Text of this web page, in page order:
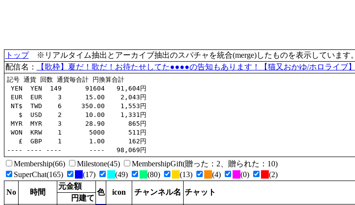
トップ※リアルタイム抽出とアーカイブ抽出のスパチャを統合(merge)したものを表示しています。
配信名：
【歌枠】夏だ！歌だ！お待たせしてた●●●●の告知もあります！【猫又おかゆ/ホロライブ】
記号 通貨 回数 通貨毎合計 円換算合計
YEN  YEN  149      91604   91,604円
EUR  EUR    3      15.00    2,043円
NT$  TWD    6     350.00    1,553円
   $  USD    2      10.00    1,331円
MYR  MYR    3      28.90      865円
WON  KRW    1       5000      511円
   £  GBP    1       1.00      162円
Membership(66) Milestone(45)
MembershipGift(贈った：2、贈られた：10)
SuperChat(165)
(17) (49) (80) (13) (4) (0) (2)
No 時間
元金額
色 icon チャンネル名 チャット
円建て